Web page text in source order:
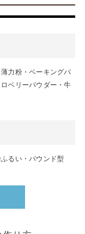
力粉・ベーキングパ
ベリーパウダー・牛
るい・パウンド型